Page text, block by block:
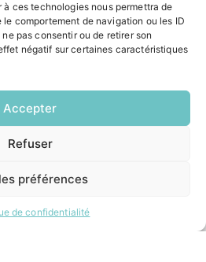
ces technologies nous permettra de
comportement de navigation ou les ID
pas consentir ou de retirer son
négatif sur certaines caractéristiques
Accepter
Refuser
préférences
de confidentialité